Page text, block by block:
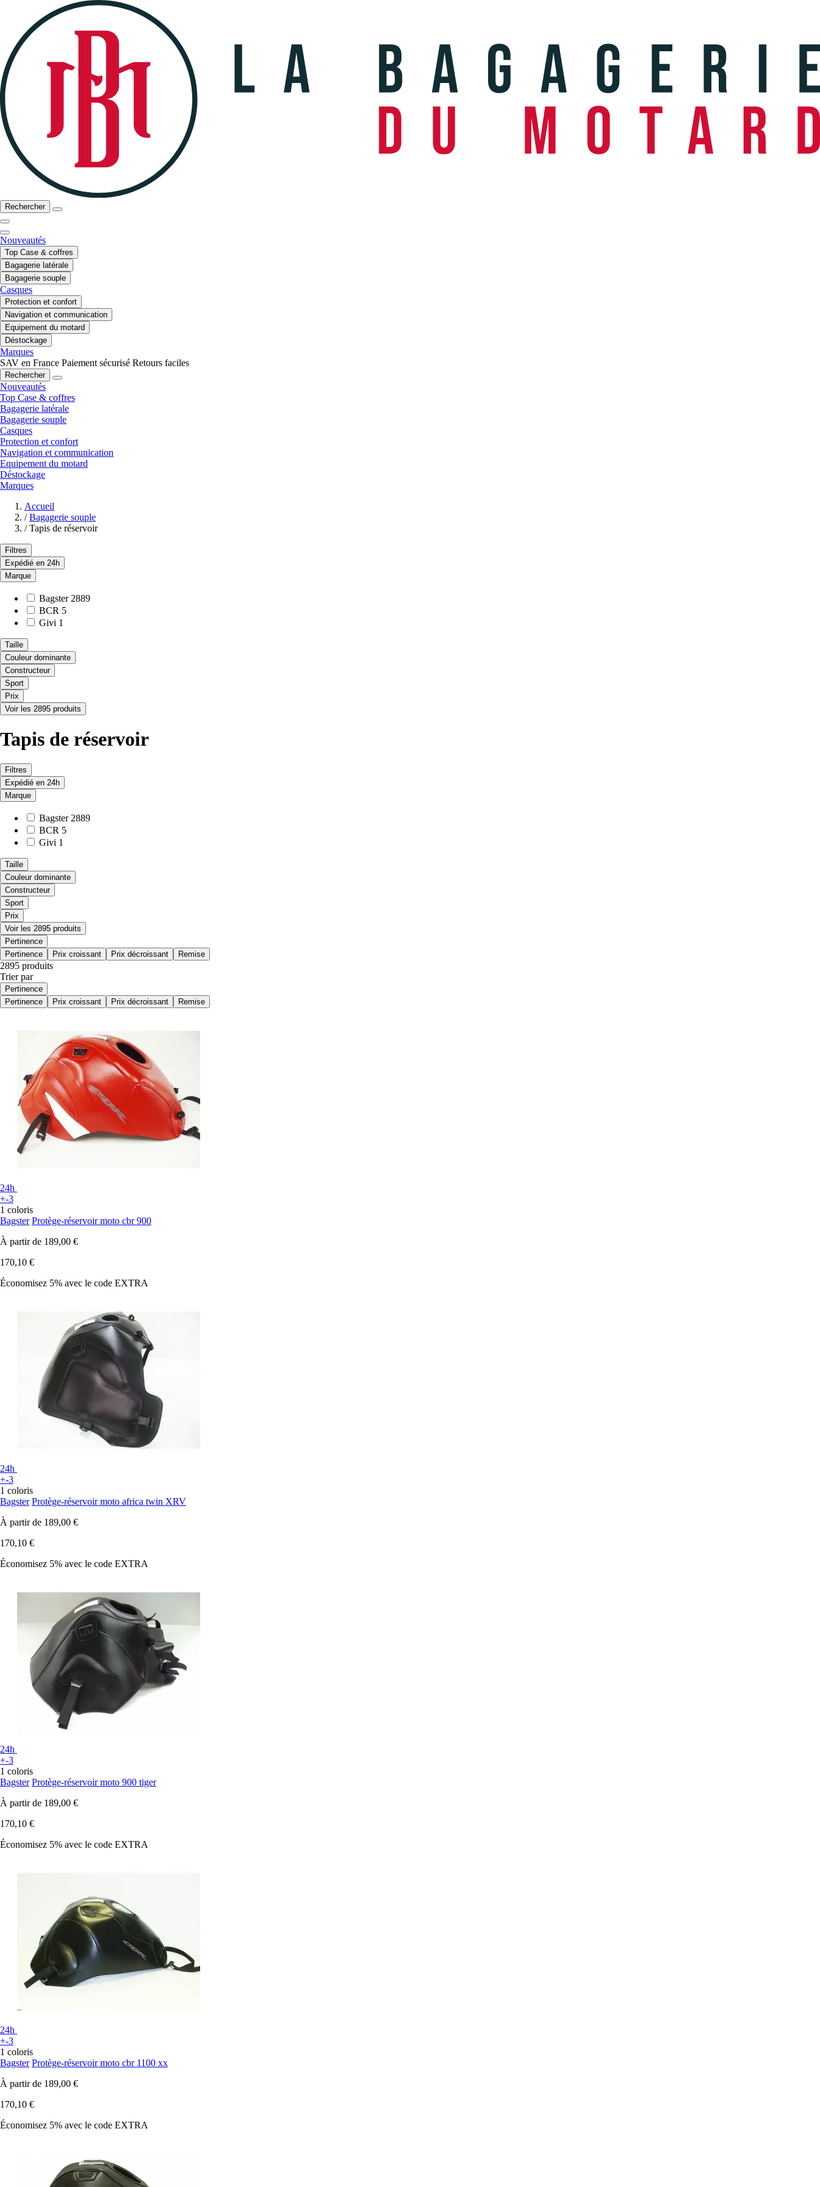
Rechercher
Nouveautés
Top Case & coffres
Bagagerie latérale
Bagagerie souple
Casques
Protection et confort
Navigation et communication
Equipement du motard
Déstockage
Marques
SAV en France Paiement sécurisé Retours faciles
Rechercher
Nouveautés
Top Case & coffres
Bagagerie latérale
Bagagerie souple
Casques
Protection et confort
Navigation et communication
Equipement du motard
Déstockage
Marques
Accueil
/ Bagagerie souple
/ Tapis de réservoir
Filtres
Expédié en 24h
Marque
Bagster 2889
BCR 5
Givi 1
Taille
Couleur dominante
Constructeur
Sport
Prix
Voir les 2895 produits
Tapis de réservoir
Filtres
Expédié en 24h
Marque
Bagster 2889
BCR 5
Givi 1
Taille
Couleur dominante
Constructeur
Sport
Prix
Voir les 2895 produits
Pertinence
Pertinence
Prix croissant Prix décroissant Remise
2895 produits
Trier par
Pertinence
Pertinence
Prix croissant Prix décroissant Remise
24h
+-3
1 coloris
Bagster Protège-réservoir moto cbr 900
À partir de 189,00 €
170,10 €
Économisez 5% avec le code EXTRA
24h
+-3
1 coloris
Bagster Protège-réservoir moto africa twin XRV
À partir de 189,00 €
170,10 €
Économisez 5% avec le code EXTRA
24h
+-3
1 coloris
Bagster Protège-réservoir moto 900 tiger
À partir de 189,00 €
170,10 €
Économisez 5% avec le code EXTRA
24h
+-3
1 coloris
Bagster Protège-réservoir moto cbr 1100 xx
À partir de 189,00 €
170,10 €
Économisez 5% avec le code EXTRA